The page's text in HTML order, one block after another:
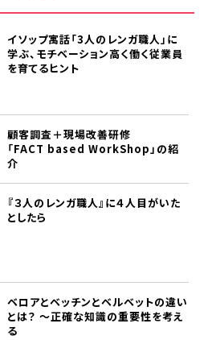
イソップ寓話「3人のレンガ職人」に
学ぶ、モチベーション高く働く従業員
を育てるヒント
顧客調査＋現場改善研修
「FACT based WorkShop」の紹
介
『３人のレンガ職人』に４人目がいた
としたら
ベロアとベッチンとベルベットの違い
とは？ ～正確な知識の重要性を考え
る